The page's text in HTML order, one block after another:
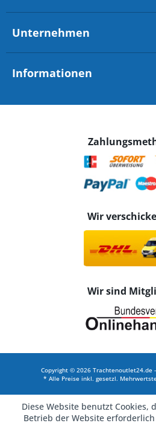
Unternehmen
Informationen
Wir
Wir sind
Copyright © 2026 Trachtenoutlet24.de
* Alle Preise inkl. gesetzl.
Diese Website benutzt Cookies,
Betrieb der Website